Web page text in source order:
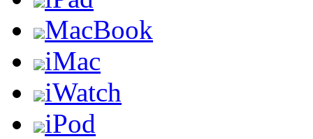
MacBook
iMac
iWatch
iPod